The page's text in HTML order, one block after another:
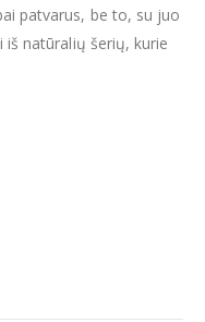
patvarus, be to, su juo
iš natūralių šerių, kurie